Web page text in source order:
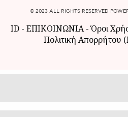
© 2023 ALL RIGHTS RESERVED
ID- ΕΠΙΚΟΙΝΩΝΙΑ-Όροι
Πολιτική Απορρήτου